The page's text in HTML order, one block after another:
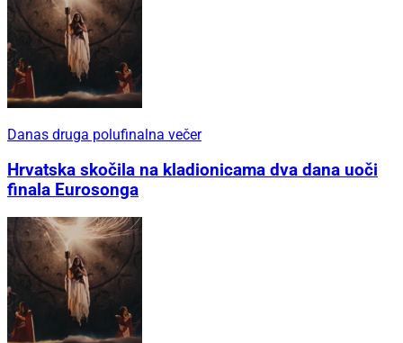
Danas druga polufinalna večer
Hrvatska skočila na kladionicama dva dana uoči
finala Eurosonga